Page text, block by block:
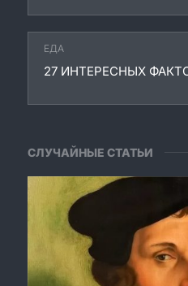
ЕДА
27 ИНТЕРЕСНЫХ
СЛУЧАЙНЫЕ СТАТЬИ